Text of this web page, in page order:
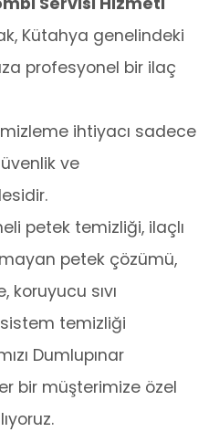
Kütahya genelindeki
profesyonel bir ilaç
ihtiyacı sadece
ve
petek temizliği, ilaçlı
petek çözümü,
sıvı
temizliği
Dumlupınar
bir müşterimize özel